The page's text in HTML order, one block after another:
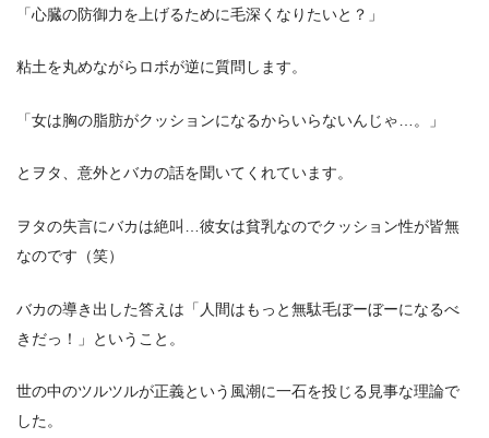
「心臓の防御力を上げるために毛深くなりたいと？」
粘土を丸めながらロボが逆に質問します。
「女は胸の脂肪がクッションになるからいらないんじゃ…。」
とヲタ、意外とバカの話を聞いてくれています。
ヲタの失言にバカは絶叫…彼女は貧乳なのでクッション性が皆無
なのです（笑）
バカの導き出した答えは「人間はもっと無駄毛ぼーぼーになるべ
きだっ！」ということ。
世の中のツルツルが正義という風潮に一石を投じる見事な理論で
した。